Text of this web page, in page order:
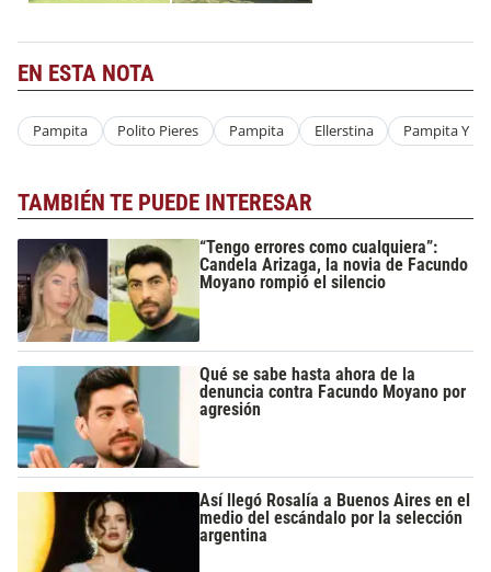
EN ESTA NOTA
Pampita Polito Pieres Pampita Ellerstina Pampita Y
TAMBIÉN TE PUEDE INTERESAR
“Tengo errores como cualquiera”:
Candela Arizaga, la novia de Facundo
Moyano rompió el silencio
Qué se sabe hasta ahora de la
denuncia contra Facundo Moyano por
agresión
Así llegó Rosalía a Buenos Aires en el
medio del escándalo por la selección
argentina